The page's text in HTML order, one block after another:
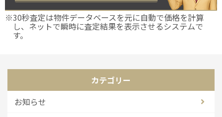
※30秒査定は物件データベースを元に自動で価格を計算
し、ネットで瞬時に査定結果を表示させるシステムで
す。
カテゴリー
お知らせ